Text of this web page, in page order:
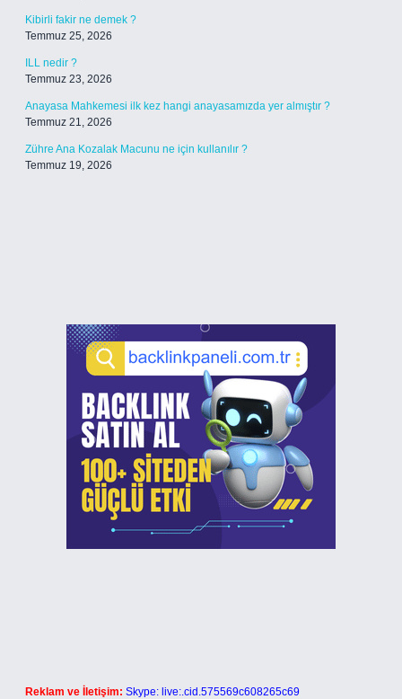
Kibirli fakir ne demek ?
Temmuz 25, 2026
ILL nedir ?
Temmuz 23, 2026
Anayasa Mahkemesi ilk kez hangi anayasamızda yer almıştır ?
Temmuz 21, 2026
Zühre Ana Kozalak Macunu ne için kullanılır ?
Temmuz 19, 2026
Reklam ve İletişim: Skype: live:.cid.575569c608265c69